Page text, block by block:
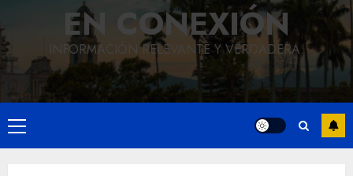
EN CONEXIÓN
INFORMACIÓN RELEVANTE Y VERDADERA.
Menú
principal
Local
Hoy